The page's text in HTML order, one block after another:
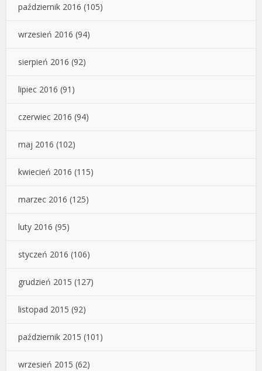
październik 2016 (105)
wrzesień 2016 (94)
sierpień 2016 (92)
lipiec 2016 (91)
czerwiec 2016 (94)
maj 2016 (102)
kwiecień 2016 (115)
marzec 2016 (125)
luty 2016 (95)
styczeń 2016 (106)
grudzień 2015 (127)
listopad 2015 (92)
październik 2015 (101)
wrzesień 2015 (62)